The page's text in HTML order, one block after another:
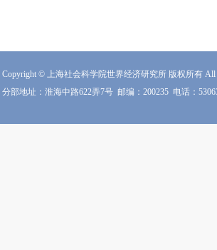
Copyright © 上海社会科学院世界经济研究所 版权所有 All
分部地址：淮海中路622弄7号 邮编：200235 电话：